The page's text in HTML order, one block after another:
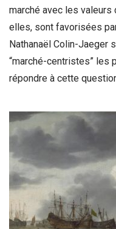
marché avec les valeurs
elles, sont favorisées
Nathanaël Colin-Jaeger
“marché-centristes” les
répondre à cette